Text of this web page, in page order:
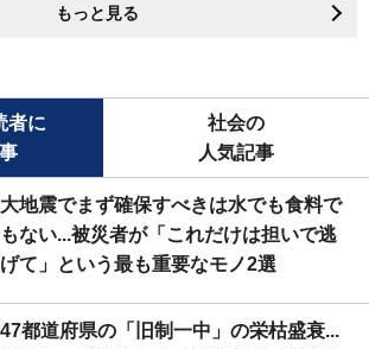
もっと見る
者に
社会の
人気記事
大地震でまず確保すべきは水でも食料で
もない...被災者が「これだけは担いで逃
げて」という最も重要なモノ2選
47都道府県の「旧制一中」の栄枯盛衰...